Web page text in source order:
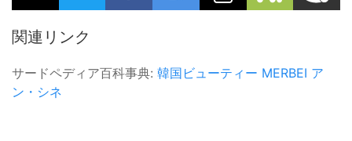
関連リンク
サードペディア百科事典: 韓国ビューティー MERBEI ア
ン・シネ